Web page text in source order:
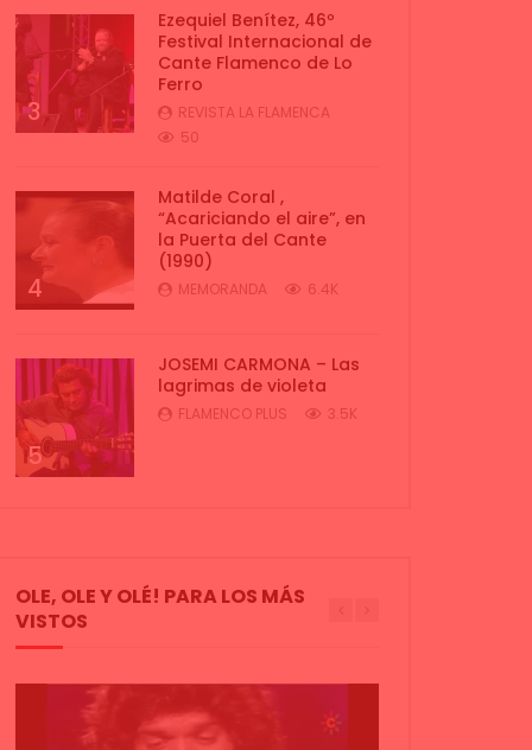
3
Ezequiel Benítez, 46º
Festival Internacional de
Cante Flamenco de Lo
Ferro
REVISTA LA FLAMENCA
50
4
Matilde Coral ,
“Acariciando el aire”, en
la Puerta del Cante
(1990)
MEMORANDA 6.4K
5
JOSEMI CARMONA – Las
lagrimas de violeta
FLAMENCO PLUS 3.5K
OLE, OLE Y OLÉ! PARA LOS MÁS
VISTOS